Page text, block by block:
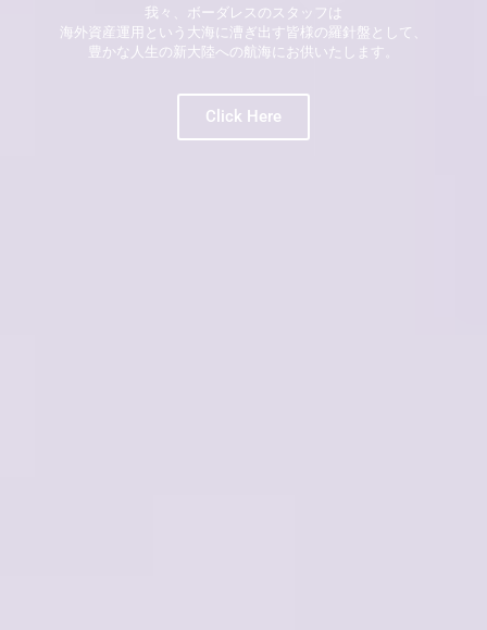
我々、ボーダレスのスタッフは
海外資産運用という大海に漕ぎ出す皆様の羅針盤として、
豊かな人生の新大陸への航海にお供いたします。
Click Here